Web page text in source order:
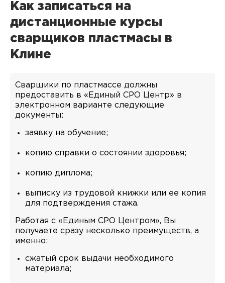
Как записаться на
дистанционные курсы
сварщиков пластмасы в
Клине
Сварщики по пластмассе должны
предоставить в «Единый СРО Центр» в
электронном варианте следующие
документы:
заявку на обучение;
копию справки о состоянии здоровья;
копию диплома;
выписку из трудовой книжки или ее копия
для подтверждения стажа.
Работая с «Единым СРО Центром», Вы
получаете сразу несколько преимуществ, а
именно:
сжатый срок выдачи необходимого
материала;